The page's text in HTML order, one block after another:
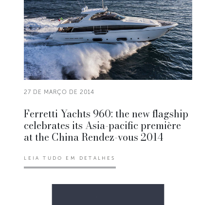
27 DE MARÇO DE 2014
Ferretti Yachts 960: the new flagship
celebrates its Asia-pacific première
at the China Rendez-vous 2014
LEIA TUDO EM DETALHES